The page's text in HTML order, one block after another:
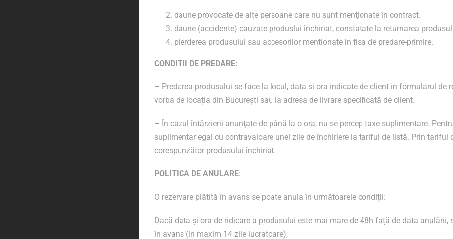
daune provocate de alte persoane care nu sunt menţionate în contract.
daune (accidente) cauzate produslui închiriat, constatate la returnarea
pierderea produsului sau accesorilor mentionate in fisa de predare-primire.
CONDITII DE PREDARE:
– Predarea produsului se face la locul, data si ora indicate de client in formularul de
vorba de locația din București sau la adresa de livrare specificată de client.
– În cazul întârzierii anunţate de până la o ora, nu se percep taxe suplimentare.
suplimentar egal cu contravaloare unei zile de închiriere la tariful de listă. Prin
corespunzător produsului închiriat.
POLITICA DE ANULARE:
O rezervare plătită în avans se poate anula în următoarele condiții:
Dacă data și ora de ridicare a produsului este mai mare de 48h față de data
în avans (in maxim 14 zile lucratoare),